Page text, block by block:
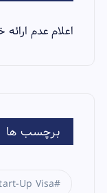
اعلام عدم
برچسب ها
Up Visa